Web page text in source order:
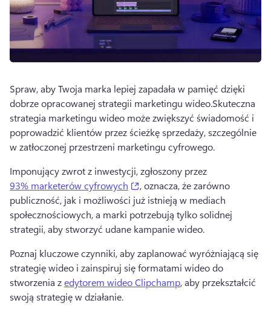
Spraw, aby Twoja marka lepiej zapadała w pamięć dzięki
dobrze opracowanej strategii marketingu wideo.Skuteczna
strategia marketingu wideo może zwiększyć świadomość i
poprowadzić klientów przez ścieżkę sprzedaży, szczególnie
w zatłoczonej przestrzeni marketingu cyfrowego.
Imponujący zwrot z inwestycji, zgłoszony przez
93% marketerów cyfrowych
(opens in a new tab)
, oznacza, że zarówno
publiczność, jak i możliwości już istnieją w mediach
społecznościowych, a marki potrzebują tylko solidnej
strategii, aby stworzyć udane kampanie wideo.
Poznaj kluczowe czynniki, aby zaplanować wyróżniającą się
strategię wideo i zainspiruj się formatami wideo do
stworzenia z edytorem wideo Clipchamp, aby przekształcić
swoją strategię w działanie.